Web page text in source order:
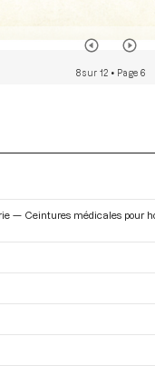
8 sur 12 • Page 6
— Ceintures médicales pour